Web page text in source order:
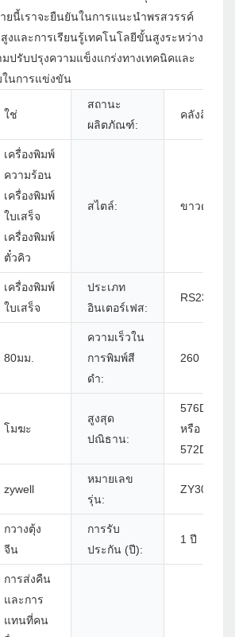
ยนี้เราจะยืนยันในการแนะนำพรสวรรค์
งและการเรียนรู้เทคโนโลยีขั้นสูงระหว่าง
ปรับปรุงความแข็งแกร่งทางเทคนิคและ
ในการแข่งขัน
ใช่
สถานะ
ผลิตภัณฑ์:
คลังสินค้า
เครื่องพิมพ์
ความร้อน
เครื่องพิมพ์
ใบเสร็จ
เครื่องพิมพ์
ตั๋วคิว
สไตล์: ขาวดำ
เครื่องพิมพ์
ใบเสร็จ
ประเภท
อินเตอร์เฟส:
80มม.
ความเร็วใน
การพิมพ์สี
ดำ:
260 มม. / s
โมฆะ
สูงสุด
ปณิธาน:
หรือ
zywell
หมายเลข
รุ่น:
ZY307Q -
กวางตุ้ง
จีน
การรับ
ประกัน (ปี):
1 ปี
การส่งคืน
และการ
แทนที่คน